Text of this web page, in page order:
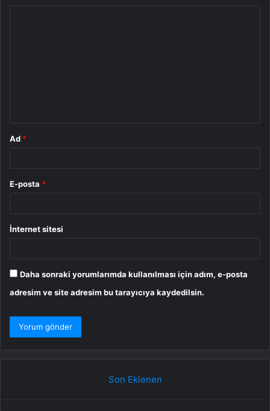
Ad *
E-posta *
İnternet sitesi
Daha sonraki yorumlarımda kullanılması için adım, e-posta
adresim ve site adresim bu tarayıcıya kaydedilsin.
Son Eklenen